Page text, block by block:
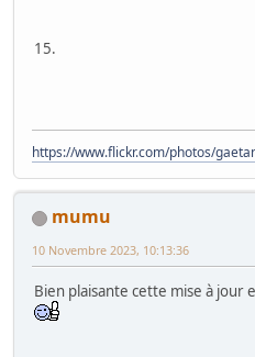
15.
https://www.flickr.com/photos/
mumu
10 Novembre 2023, 10:13:36
Bien plaisante cette mise à jour